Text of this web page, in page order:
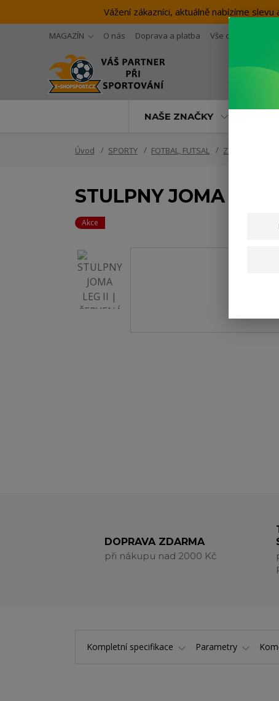
Vážení zákazníci, aktuálně nabízíme
MAGAZÍN O nás Doprava a platba Vše o nákupu
NAŠE ZNAČKY
Úvod SPORTY FOTBAL, FUTSAL Zápasové
STULPNY JOMA LEG
Akce
DOPRAVA ZDARMA
při nákupu nad 2000 Kč
Kompletní specifikace Parametry